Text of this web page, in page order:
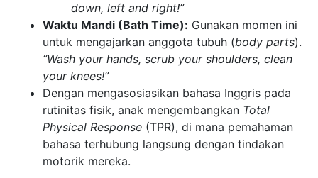
down, left and right!”
Waktu Mandi (Bath Time): Gunakan momen ini
untuk mengajarkan anggota tubuh (body parts).
“Wash your hands, scrub your shoulders, clean
your knees!”
Dengan mengasosiasikan bahasa Inggris pada
rutinitas fisik, anak mengembangkan Total
Physical Response (TPR), di mana pemahaman
bahasa terhubung langsung dengan tindakan
motorik mereka.